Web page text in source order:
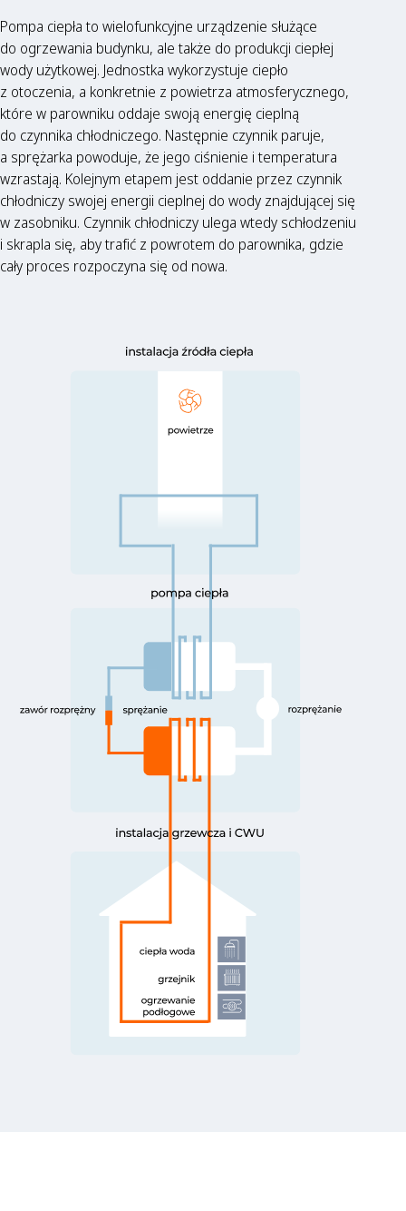
Pompa ciepła to wielofunkcyjne urządzenie służące
do ogrzewania budynku, ale także do produkcji ciepłej
wody użytkowej. Jednostka wykorzystuje ciepło
z otoczenia, a konkretnie z powietrza atmosferycznego,
które w parowniku oddaje swoją energię cieplną
do czynnika chłodniczego. Następnie czynnik paruje,
a sprężarka powoduje, że jego ciśnienie i temperatura
wzrastają. Kolejnym etapem jest oddanie przez czynnik
chłodniczy swojej energii cieplnej do wody znajdującej się
w zasobniku. Czynnik chłodniczy ulega wtedy schłodzeniu
i skrapla się, aby trafić z powrotem do parownika, gdzie
cały proces rozpoczyna się od nowa.